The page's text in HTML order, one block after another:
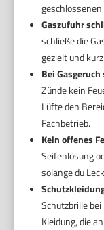
Gaszufuhr
schließe die
gezielt und kurz.
Bei
Zünde kein
Lüfte den
Fachbetrieb.
Kein offenes
Seifenlösung
solange du
Schutzbrille
Kleidung, die